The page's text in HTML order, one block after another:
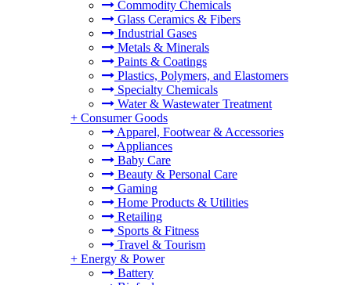
Commodity Chemicals
Glass Ceramics & Fibers
Industrial Gases
Metals & Minerals
Paints & Coatings
Plastics, Polymers, and Elastomers
Specialty Chemicals
Water & Wastewater Treatment
+ Consumer Goods
Apparel, Footwear & Accessories
Appliances
Baby Care
Beauty & Personal Care
Gaming
Home Products & Utilities
Retailing
Sports & Fitness
Travel & Tourism
+ Energy & Power
Battery